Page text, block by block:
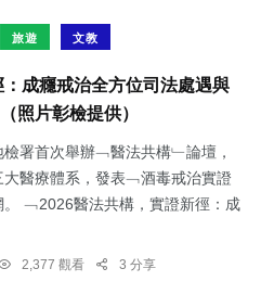
旅遊 文教
：成癮戒治全方位司法處遇與
照片彰檢提供）
署首次舉辦﹁醫法共構﹂論壇，
醫療體系，發表﹁酒毒戒治實證
﹁2026醫法共構，實證新徑：成
2,377 觀看 3 分享